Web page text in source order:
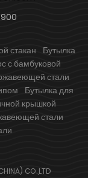
стакан
Бутылка
с бамбуковой
стали
Бутылка для
крышкой
стали
CO.,LTD